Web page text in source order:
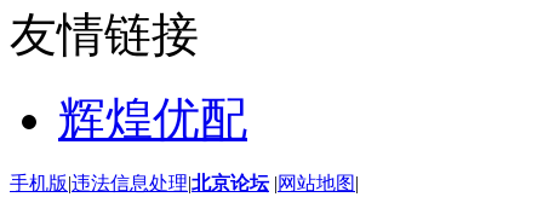
友情链接
辉煌优配
手机版|违法信息处理|北京论坛 |网站地图|